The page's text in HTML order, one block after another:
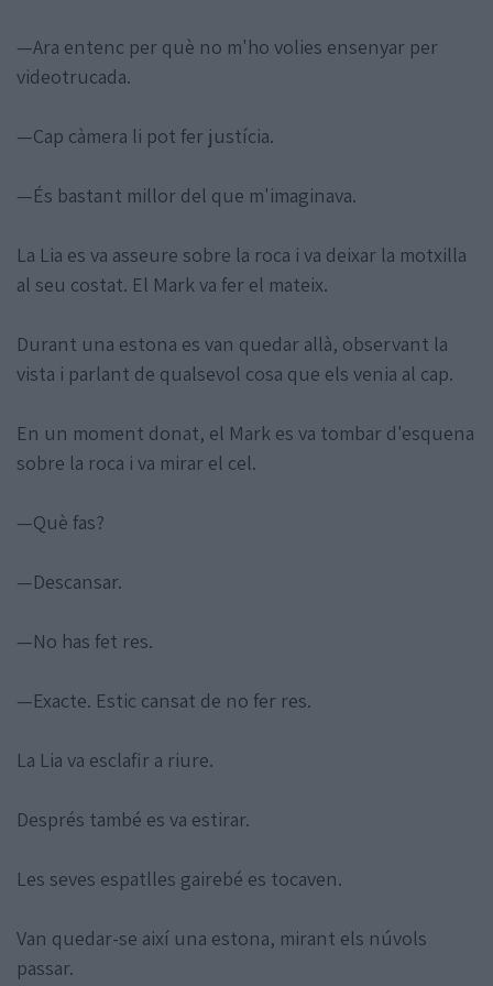
—Ara entenc per què no m'ho volies ensenyar per
videotrucada.
—Cap càmera li pot fer justícia.
—És bastant millor del que m'imaginava.
La Lia es va asseure sobre la roca i va deixar la motxilla
al seu costat. El Mark va fer el mateix.
Durant una estona es van quedar allà, observant la
vista i parlant de qualsevol cosa que els venia al cap.
En un moment donat, el Mark es va tombar d'esquena
sobre la roca i va mirar el cel.
—Què fas?
—Descansar.
—No has fet res.
—Exacte. Estic cansat de no fer res.
La Lia va esclafir a riure.
Després també es va estirar.
Les seves espatlles gairebé es tocaven.
Van quedar-se així una estona, mirant els núvols
passar.